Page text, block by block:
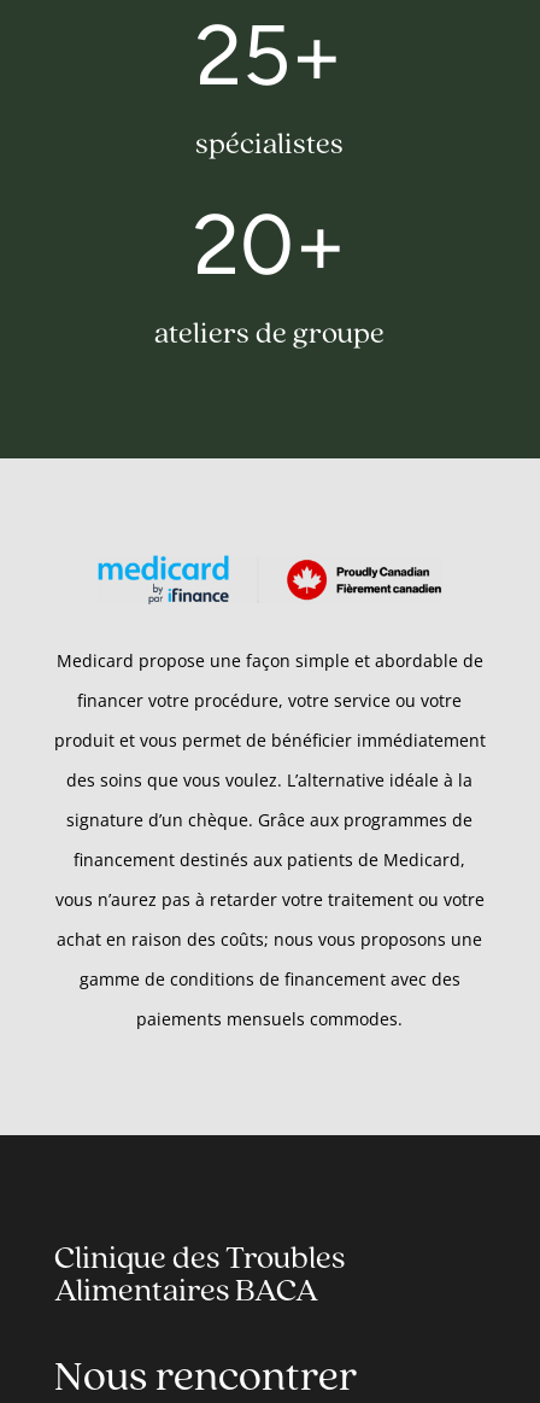
25+
spécialistes
20+
ateliers de groupe
Medicard propose une façon simple et abordable de
financer votre procédure, votre service ou votre
produit et vous permet de bénéficier immédiatement
des soins que vous voulez. L’alternative idéale à la
signature d’un chèque. Grâce aux programmes de
financement destinés aux patients de Medicard,
vous n’aurez pas à retarder votre traitement ou votre
achat en raison des coûts; nous vous proposons une
gamme de conditions de financement avec des
paiements mensuels commodes.
Clinique des Troubles
Alimentaires BACA
Nous rencontrer